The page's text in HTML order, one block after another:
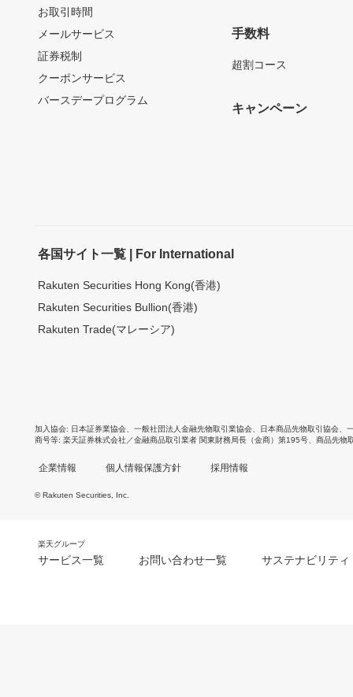
お取引時間
メールサービス
証券税制
クーポンサービス
バースデープログラム
手数料
超割コース
キャンペーン
各国サイト一覧 | For International
Rakuten Securities Hong Kong(香港)
Rakuten Securities Bullion(香港)
Rakuten Trade(マレーシア)
加入協会 日本証券業協会 一般社団法人金融先物取引業協会 日本商品先物取引協会
商号等 楽天証券株式会社／金融商品取引業者 関東財務局長（金商）第195号、商品先物
企業情報 個人情報保護方針 採用情報
© Rakuten Securities, Inc.
楽天グループ
サービス一覧 お問い合わせ一覧 サステナビリティ